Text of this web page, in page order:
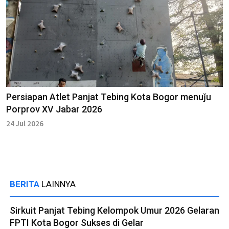
Persiapan Atlet Panjat Tebing Kota Bogor menuǰu
Porprov XV Jabar 2026
24 Jul 2026
BERITA LAINNYA
Sirkuit Panjat Tebing Kelompok Umur 2026 Gelaran
FPTI Kota Bogor Sukses di Gelar